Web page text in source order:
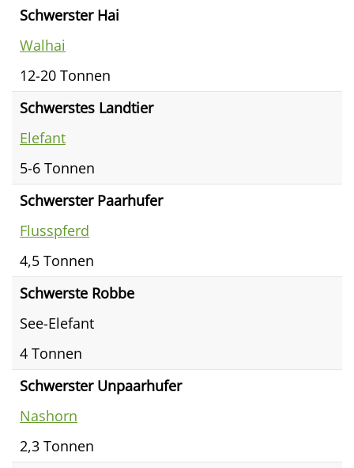
Schwerster Hai
Walhai
12-20 Tonnen
Schwerstes Landtier
Elefant
5-6 Tonnen
Schwerster Paarhufer
Flusspferd
4,5 Tonnen
Schwerste Robbe
See-Elefant
4 Tonnen
Schwerster Unpaarhufer
Nashorn
2,3 Tonnen